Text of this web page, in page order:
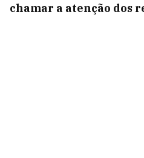
chamar a atenção dos